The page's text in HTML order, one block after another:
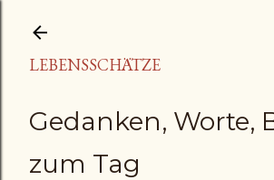
LEBENSSCHÄTZE
Gedanken, Worte,
zum Tag